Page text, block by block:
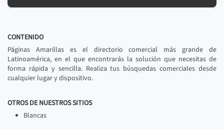
CONTENIDO
Páginas Amarillas es el directorio comercial más grande de
Latinoamérica, en el que encontrarás la solución que necesitas de
forma rápida y sencilla. Realiza tus búsquedas comerciales desde
cualquier lugar y dispositivo.
OTROS DE NUESTROS SITIOS
Blancas